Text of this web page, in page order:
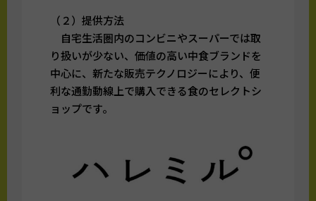
（２）提供方法
自宅生活圏内のコンビニやスーパーでは取
り扱いが少ない、価値の高い中食ブランドを
中心に、新たな販売テクノロジーにより、便
利な通勤動線上で購入できる食のセレクトシ
ョップです。